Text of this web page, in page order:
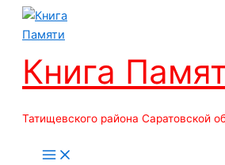
Перейти
Книга
Татищевского района Саратовской